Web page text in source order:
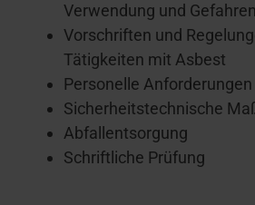
Verwendung und Gefahren
Vorschriften und
Tätigkeiten mit Asbest
Personelle Anforderungen
Sicherheitstechnische
Abfallentsorgung
Schriftliche Prüfung